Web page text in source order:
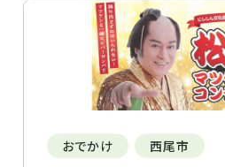
おでかけ
西尾市